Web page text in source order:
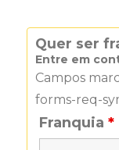
Quer ser
Entre em
Campos
forms-req-
Franquia*